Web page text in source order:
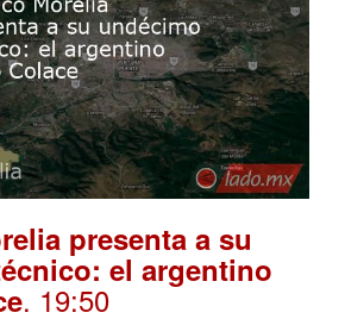
presenta a su
el argentino
. 19:50